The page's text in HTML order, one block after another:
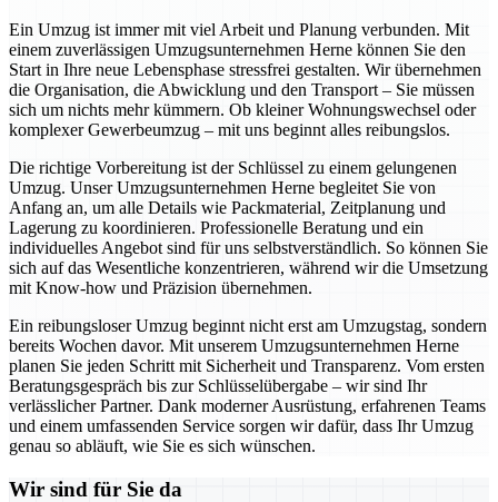
Ein Umzug ist immer mit viel Arbeit und Planung verbunden. Mit
einem zuverlässigen Umzugsunternehmen Herne können Sie den
Start in Ihre neue Lebensphase stressfrei gestalten. Wir übernehmen
die Organisation, die Abwicklung und den Transport – Sie müssen
sich um nichts mehr kümmern. Ob kleiner Wohnungswechsel oder
komplexer Gewerbeumzug – mit uns beginnt alles reibungslos.
Die richtige Vorbereitung ist der Schlüssel zu einem gelungenen
Umzug. Unser Umzugsunternehmen Herne begleitet Sie von
Anfang an, um alle Details wie Packmaterial, Zeitplanung und
Lagerung zu koordinieren. Professionelle Beratung und ein
individuelles Angebot sind für uns selbstverständlich. So können Sie
sich auf das Wesentliche konzentrieren, während wir die Umsetzung
mit Know-how und Präzision übernehmen.
Ein reibungsloser Umzug beginnt nicht erst am Umzugstag, sondern
bereits Wochen davor. Mit unserem Umzugsunternehmen Herne
planen Sie jeden Schritt mit Sicherheit und Transparenz. Vom ersten
Beratungsgespräch bis zur Schlüsselübergabe – wir sind Ihr
verlässlicher Partner. Dank moderner Ausrüstung, erfahrenen Teams
und einem umfassenden Service sorgen wir dafür, dass Ihr Umzug
genau so abläuft, wie Sie es sich wünschen.
Wir sind für Sie da